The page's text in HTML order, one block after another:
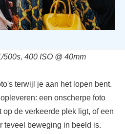
500s, 400 ISO @ 40mm
terwijl je aan het lopen bent.
een onscherpe foto
de verkeerde plek ligt, of een
teveel beweging in beeld is.